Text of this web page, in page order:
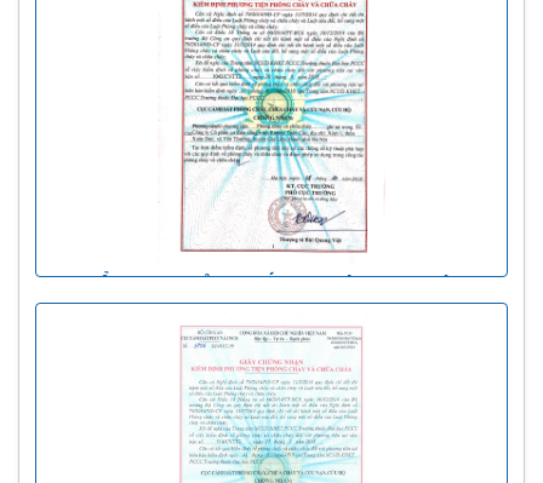
KIỂM ĐỊNH CỬA CHỐNG CHÁY 120 PHÚT